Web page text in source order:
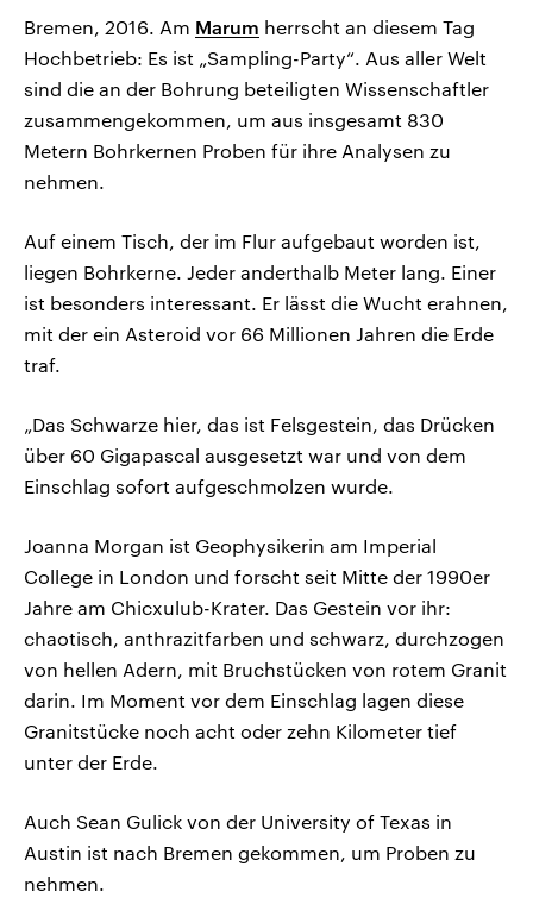
Bremen, 2016. Am Marum herrscht an diesem Tag
Hochbetrieb: Es ist „Sampling-Party“. Aus aller Welt
sind die an der Bohrung beteiligten Wissenschaftler
zusammengekommen, um aus insgesamt 830
Metern Bohrkernen Proben für ihre Analysen zu
nehmen.
Auf einem Tisch, der im Flur aufgebaut worden ist,
liegen Bohrkerne. Jeder anderthalb Meter lang. Einer
ist besonders interessant. Er lässt die Wucht erahnen,
mit der ein Asteroid vor 66 Millionen Jahren die Erde
traf.
„Das Schwarze hier, das ist Felsgestein, das Drücken
über 60 Gigapascal ausgesetzt war und von dem
Einschlag sofort aufgeschmolzen wurde.
Joanna Morgan ist Geophysikerin am Imperial
College in London und forscht seit Mitte der 1990er
Jahre am Chicxulub-Krater. Das Gestein vor ihr:
chaotisch, anthrazitfarben und schwarz, durchzogen
von hellen Adern, mit Bruchstücken von rotem Granit
darin. Im Moment vor dem Einschlag lagen diese
Granitstücke noch acht oder zehn Kilometer tief
unter der Erde.
Auch Sean Gulick von der University of Texas in
Austin ist nach Bremen gekommen, um Proben zu
nehmen.